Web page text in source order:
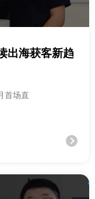
出海获客新趋
首场直